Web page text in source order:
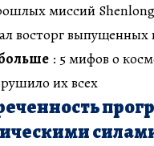
миссий
восторг выпущенных
: 5 мифов о
их всех